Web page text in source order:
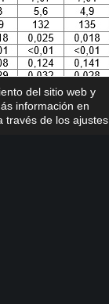
del sitio web y
información en
través de los ajustes